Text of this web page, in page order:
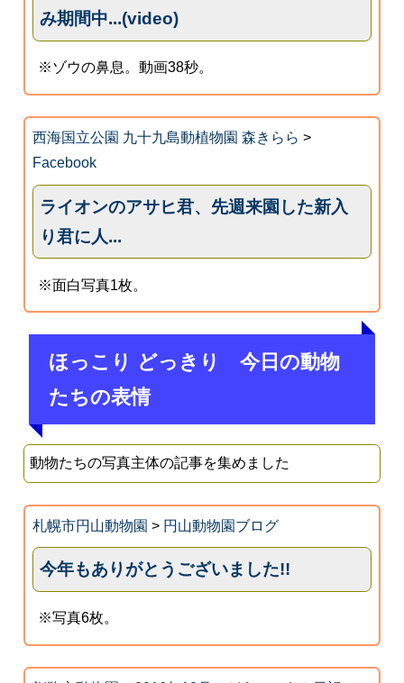
み期間中...(video)
※ゾウの鼻息。動画38秒。
西海国立公園 九十九島動植物園 森きらら >
Facebook
ライオンのアサヒ君、先週来園した新入
り君に人...
※面白写真1枚。
ほっこり どっきり 今日の動物
たちの表情
動物たちの写真主体の記事を集めました
札幌市円山動物園 > 円山動物園ブログ
今年もありがとうございました!!
※写真6枚。